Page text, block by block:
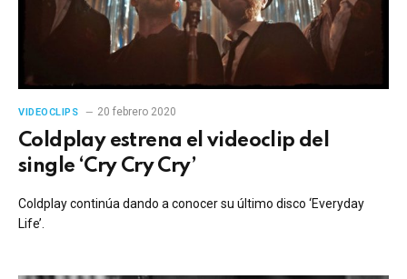
VIDEOCLIPS 20 febrero 2020
Coldplay estrena el videoclip del
single ‘Cry Cry Cry’
Coldplay continúa dando a conocer su último disco ‘Everyday
Life’.